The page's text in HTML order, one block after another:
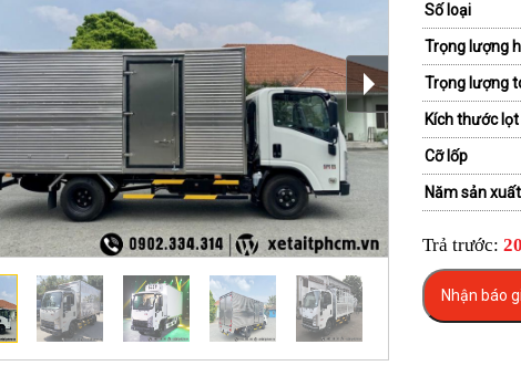
Số loại
Trọng lượng
Trọng lượng
Kích thước
Cỡ lốp
Năm sản xuất
Trả trước:
Nhận báo